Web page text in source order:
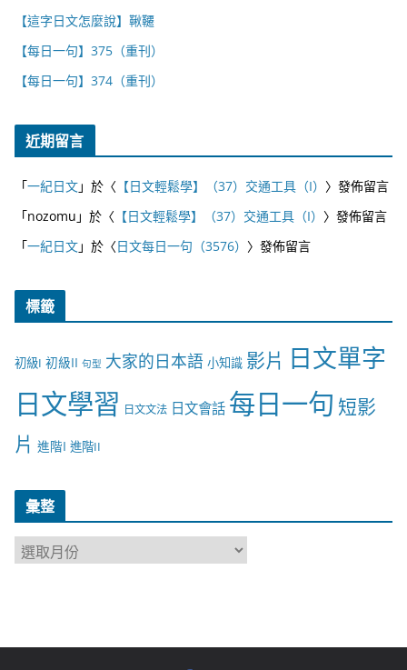
【這字日文怎麼說】鞦韆
【每日一句】375（重刊）
【每日一句】374（重刊）
近期留言
「一紀日文」於〈 【日文輕鬆學】（37）交通工具（I） 〉發佈留言
「nozomu 」於〈 【日文輕鬆學】（37）交通工具（I） 〉發佈留言
「一紀日文」於〈日文每日一句（3576） 〉發佈留言
標籤
初級I 初級II 句型 大家的日本語 小知識 影片 日文單字
日文學習 日文文法 日文會話 每日一句 短影
片 進階I 進階II
彙整
彙
整